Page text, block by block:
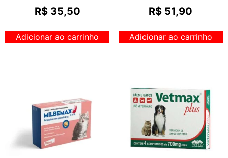
R$35,50
Adicionar ao carrinho
R$ 51,90
Adicionar ao carrinho